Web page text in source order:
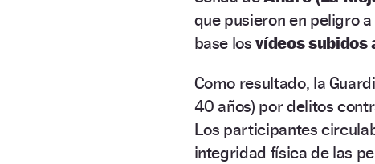
que pusieron en peligro
base losvídeos subidos
Como resultado, la
40 años) por delitos
Los participantes
integridad física de las